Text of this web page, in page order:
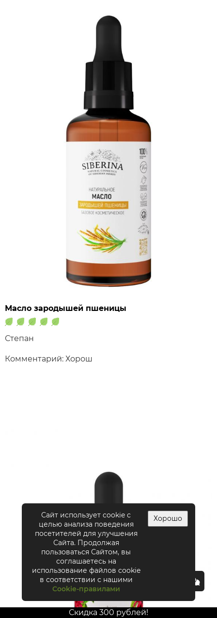
Масло зародышей пшеницы
Степан
Комментарий: Хорош
Сайт использует cookie с
целью анализа поведения
посетителей для улучшения
Сайта. Продолжая
пользоваться Сайтом, вы
соглашаетесь на
использование файлов cookie
в соответствии с нашими
Cookie-правилами
Хорошо
Скидка 300 рублей!